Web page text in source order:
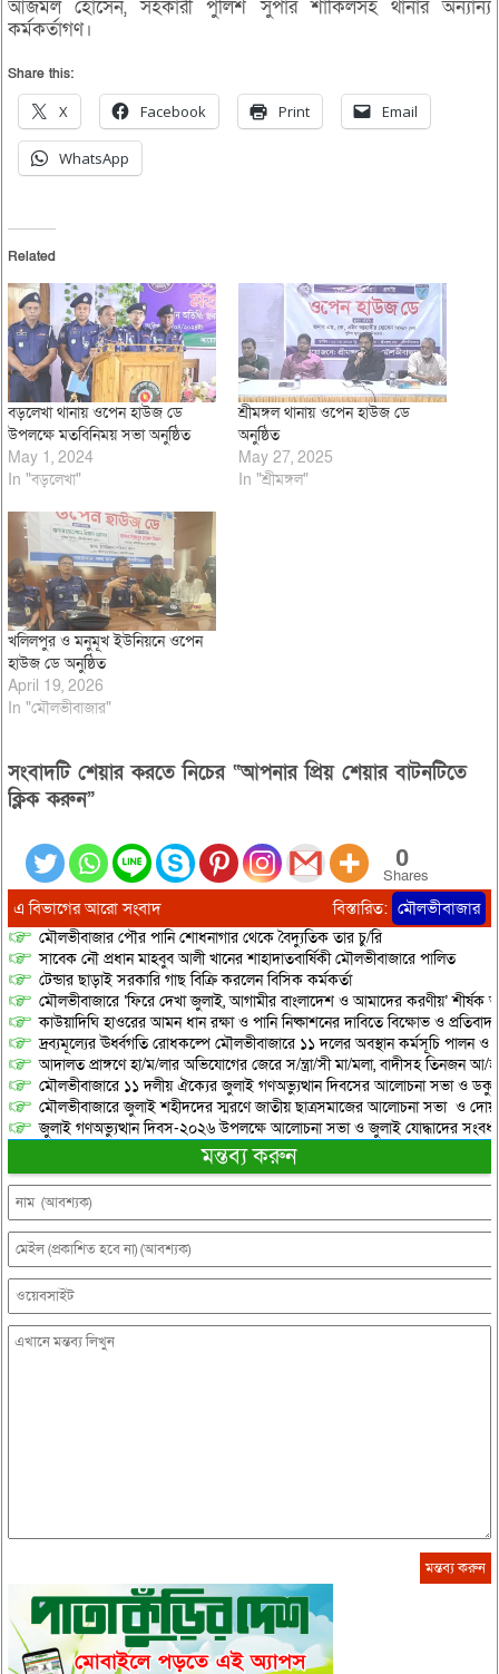
আজমল হোসেন, সহকারী পুলিশ সুপার শাকিলসহ থানার অন্যান্য
কর্মকর্তাগণ।
Share this:
X Facebook Print Email
WhatsApp
Related
বড়লেখা থানায় ওপেন হাউজ ডে
উপলক্ষে মতবিনিময় সভা অনুষ্ঠিত
May 1, 2024
In "বড়লেখা"
শ্রীমঙ্গল থানায় ওপেন হাউজ ডে
অনুষ্ঠিত
May 27, 2025
In "শ্রীমঙ্গল"
খলিলপুর ও মনুমূখ ইউনিয়নে ওপেন
হাউজ ডে অনুষ্ঠিত
April 19, 2026
In "মৌলভীবাজার"
সংবাদটি শেয়ার করতে নিচের “আপনার প্রিয় শেয়ার বাটনটিতে
ক্লিক করুন”
0
Shares
এ বিভাগের আরো সংবাদ বিস্তারিত: মৌলভীবাজার
মৌলভীবাজার পৌর পানি শোধনাগার থেকে বৈদ্যুতিক তার চু/রি
সাবেক নৌ প্রধান মাহবুব আলী খানের শাহাদাতবার্ষিকী মৌলভীবাজারে পালিত
টেন্ডার ছাড়াই সরকারি গাছ বিক্রি করলেন বিসিক কর্মকর্তা
মৌলভীবাজারে ‘ফিরে দেখা জুলাই, আগামীর বাংলাদেশ ও আমাদের করণীয়’ শীর্ষক
কাউয়াদিঘি হাওরের আমন ধান রক্ষা ও পানি নিষ্কাশনের দাবিতে বিক্ষোভ ও
দ্রব্যমূল্যের ঊর্ধ্বগতি রোধকল্পে মৌলভীবাজারে ১১ দলের অবস্থান কর্মসূচি পালন ও
আদালত প্রাঙ্গণে হা/ম/লার অভিযোগের জেরে স/ন্ত্রা/সী মা/মলা, বাদীসহ তিনজন আ/
মৌলভীবাজারে ১১ দলীয় ঐক্যের জুলাই গণঅভ্যুত্থান দিবসের আলোচনা সভা ও
মৌলভীবাজারে জুলাই শহীদদের স্মরণে জাতীয় ছাত্রসমাজের আলোচনা সভা ও
জুলাই গণঅভ্যুত্থান দিবস-২০২৬ উপলক্ষে আলোচনা সভা ও জুলাই যোদ্ধাদের
মন্তব্য করুন